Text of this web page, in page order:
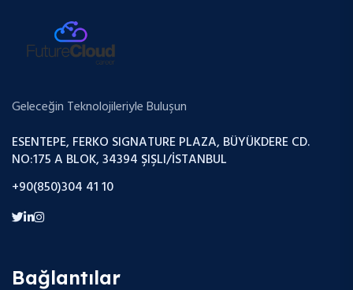
Geleceğin Teknolojileriyle Buluşun
ESENTEPE, FERKO SIGNATURE PLAZA, BÜYÜKDERE CD.
NO:175 A BLOK, 34394 ŞIŞLI/İSTANBUL
+90(850)304 41 10
Bağlantılar